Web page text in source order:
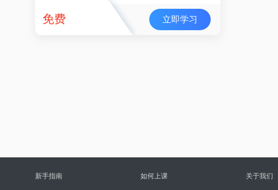
免费 立即学习
新手指南 如何上课 关于我们